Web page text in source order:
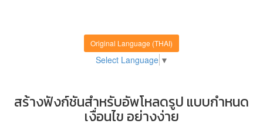
Original Language (THAI)
Select Language ▼
สร้างฟังก์ชันสำหรับอัพโหลดรูป แบบกำหนด
เงื่อนไข อย่างง่าย